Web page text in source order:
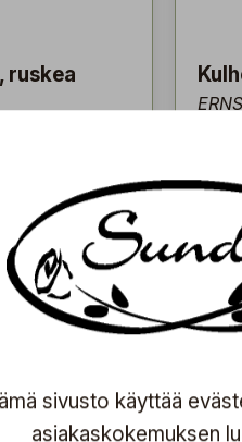
ruskea
on
koossa ja
Täydellinen
sopii
sivusto käyttää
asiakaskokemuksen